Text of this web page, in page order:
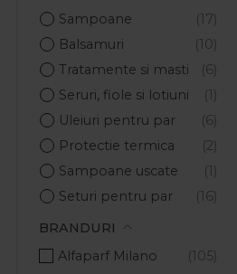
Sampoane
Balsamuri
Tratamente si masti
Seruri, fiole si lotiuni
Uleiuri pentru par
Protectie termica
Sampoane uscate
Seturi pentru par
BRANDURI
Alfaparf Milano